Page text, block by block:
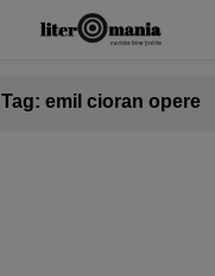
Tag: emil cioran opere
modal-check